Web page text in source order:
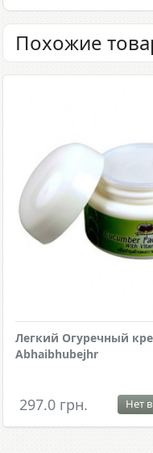
Похожие
Легкий Огуречный
Abhaibhubejhr
297.0 грн. Нет